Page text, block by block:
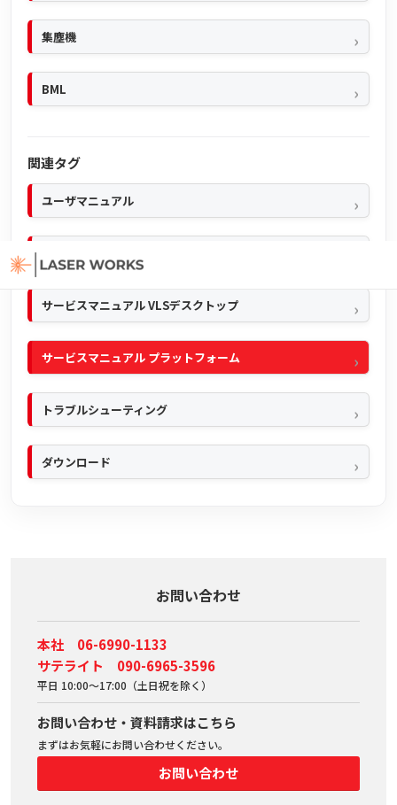
集塵機
BML
関連タグ
ユーザマニュアル
サービスマニュアル VLSデスクトップ
サービスマニュアル プラットフォーム
トラブルシューティング
ダウンロード
お問い合わせ
本社 06-6990-1133
サテライト 090-6965-3596
平日 10:00～17:00（土日祝を除く）
お問い合わせ・資料請求はこちら
まずはお気軽にお問い合わせください。
お問い合わせ